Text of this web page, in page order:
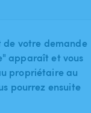
de votre demande
apparaît et vous
propriétaire au
pourrez ensuite